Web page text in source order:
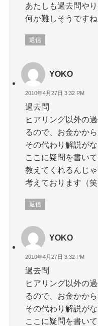
あたしも過去問や
何か難しそうですね
返信
YOKO
2010年4月27日 3:32 PM
過去問
ヒアリング以外の
るので、お金かか
その代わり解説がな
ここに疑問を書い
教えてくれるんじ
考えております（笑
返信
YOKO
2010年4月27日 3:32 PM
過去問
ヒアリング以外の
るので、お金かか
その代わり解説がな
ここに疑問を書い